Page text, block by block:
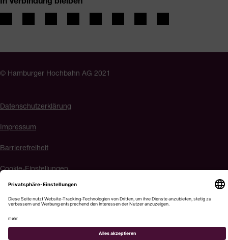
© Hamburger Hochbahn AG 2021
Datenschutzerklärung
Impressum
Barrierefreiheit
Cookie-Einstellungen